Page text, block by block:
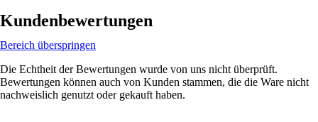
Kundenbewertungen
Bereich überspringen
Die Echtheit der Bewertungen wurde von uns nicht überprüft.
Bewertungen können auch von Kunden stammen, die die Ware nicht
nachweislich genutzt oder gekauft haben.